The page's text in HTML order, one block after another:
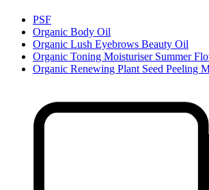
PSF
Organic Body Oil
Organic Lush Eyebrows Beauty Oil
Organic Toning Moisturiser Summer
Organic Renewing Plant Seed Peeling